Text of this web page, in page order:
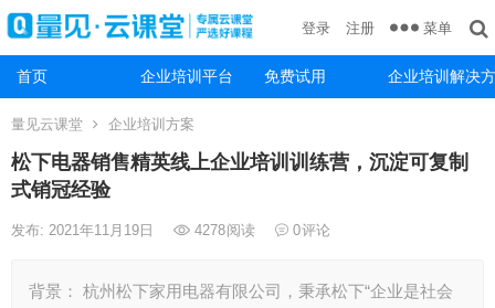
首页 企业培训平台 免费试用 企业培训解决
登录 注册 菜单
量见云课堂 企业培训方案
松下电器销售精英线上企业培训训练营，沉淀可复制
式销冠经验
发布: 2021年11月19日 4278阅读 0评论
背景： 杭州松下家用电器有限公司，秉承松下“企业是社会